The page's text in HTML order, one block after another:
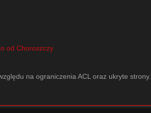
od Choroszczy
na ograniczenia ACL oraz ukryte strony.